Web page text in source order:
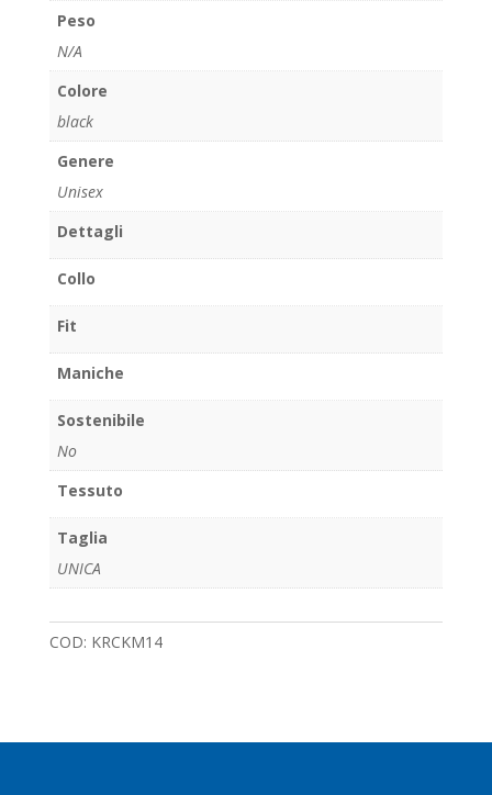
Peso
N/A
Colore
black
Genere
Unisex
Dettagli
Collo
Fit
Maniche
Sostenibile
No
Tessuto
Taglia
UNICA
COD: KRCKM14